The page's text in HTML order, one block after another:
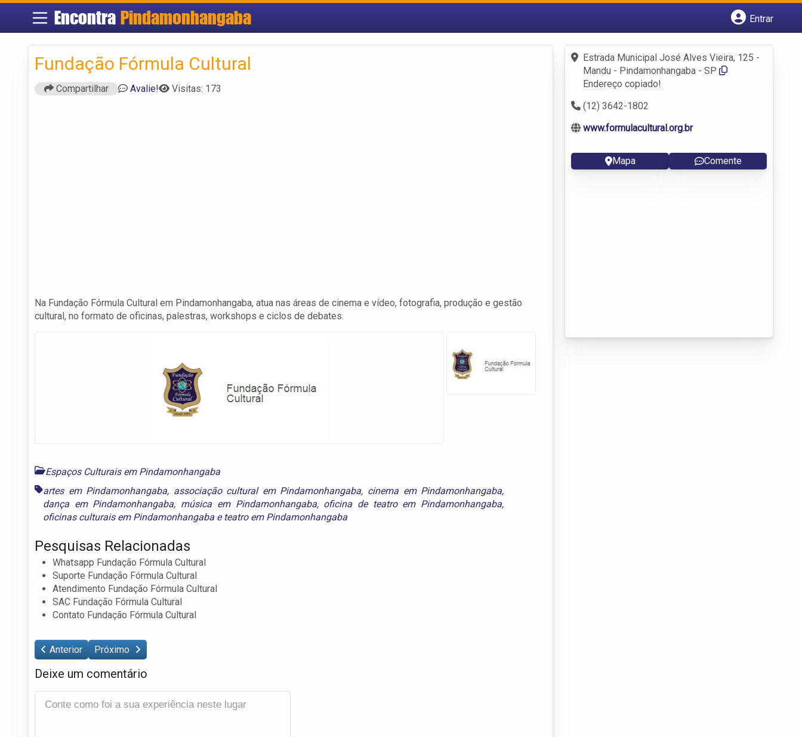
Encontra Pindamonhangaba
Entrar
Fazer login
Criar conta
Fundação Fórmula Cultural
Compartilhar Avalie! Visitas: 173
Na Fundação Fórmula Cultural em Pindamonhangaba, atua nas áreas de cinema e vídeo, fotografia, produção e gestão
cultural, no formato de oficinas, palestras, workshops e ciclos de debates.
Espaços Culturais em Pindamonhangaba
artes em Pindamonhangaba, associação cultural em Pindamonhangaba, cinema em Pindamonhangaba,
dança em Pindamonhangaba, música em Pindamonhangaba, oficina de teatro em Pindamonhangaba,
oficinas culturais em Pindamonhangaba e teatro em Pindamonhangaba
Pesquisas Relacionadas
Whatsapp Fundação Fórmula Cultural
Suporte Fundação Fórmula Cultural
Atendimento Fundação Fórmula Cultural
SAC Fundação Fórmula Cultural
Contato Fundação Fórmula Cultural
Anterior Próximo
Deixe um comentário
Estrada Municipal José Alves Vieira, 125 -
Mandu - Pindamonhangaba - SP
Endereço copiado!
(12) 3642-1802
www.formulacultural.org.br
Mapa Comente